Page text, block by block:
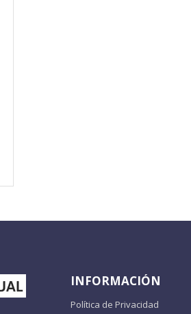
INFORMACIÓN
Política de Privacidad